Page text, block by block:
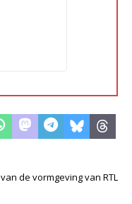
de vormgeving van RTL